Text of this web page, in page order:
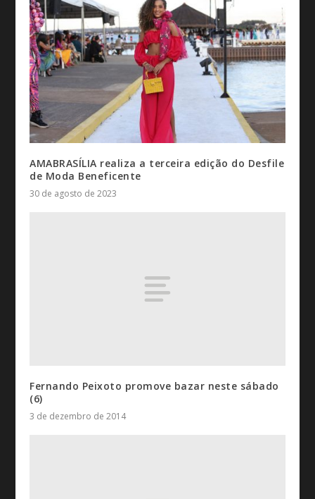
AMABRASÍLIA realiza a terceira edição do Desfile
de Moda Beneficente
30 de agosto de 2023
Fernando Peixoto promove bazar neste sábado
(6)
3 de dezembro de 2014